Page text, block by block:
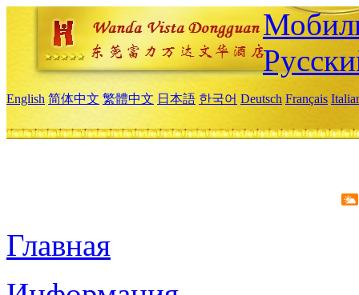
English 简体中文 繁體中文 日本語 한국어 Deutsch Français
Главная